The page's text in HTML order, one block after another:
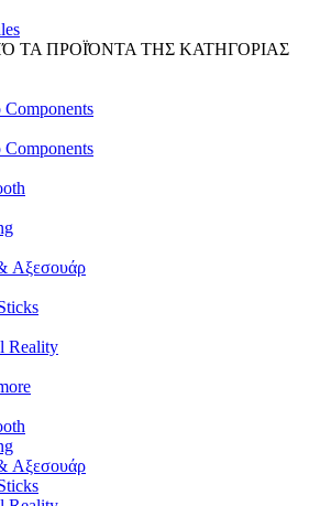
ΤΑ ΠΡΟΪΌΝΤΑ ΤΗΣ ΚΑΤΗΓΟΡΙΑΣ
Αξεσουάρ
Reality
Αξεσουάρ